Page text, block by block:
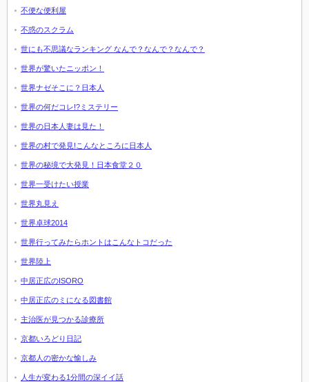
不便な便利屋
不惑のスクラム
世にも不思議なランキング なんで？なんで？なんで？
世界が驚いたニッポン！
世界ナゼそこに？日本人
世界の何だコレ!?ミステリー
世界の日本人妻は見た！
世界の村で発見!こんなところに日本人
世界の秘境で大発見！日本食堂２０
世界一受けたい授業
世界丸見え
世界卓球2014
世界行ってみたらホントはこんなトコだった
世界陸上
中居正広のISORO
中居正広のミになる図書館
主治医が見つかる診療所
京都いろどり日記
京都人の密かな愉しみ
人生が変わる1分間の深イイ話